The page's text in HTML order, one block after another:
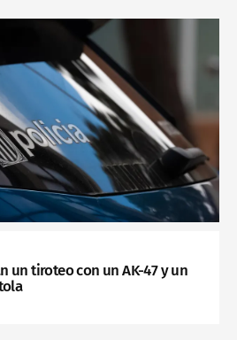
un tiroteo con un AK-47 y un